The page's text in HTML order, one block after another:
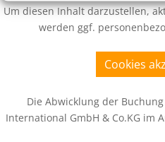
Um diesen Inhalt darzustellen,
werden ggf.
Cookies
Die Abwicklung der
International GmbH & Co.KG im